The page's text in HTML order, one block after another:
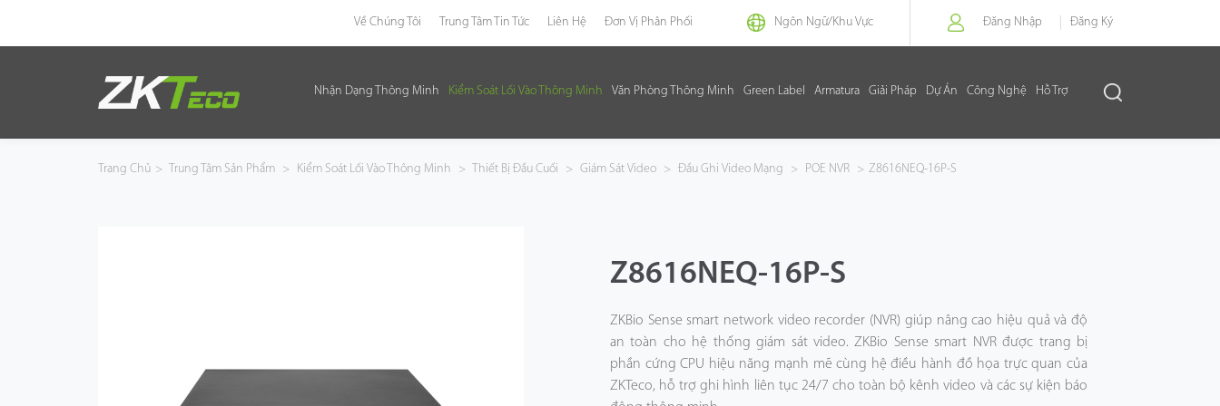
Về Chúng Tôi Trung Tâm Tin Tức Liên Hệ Đơn Vị Phân Phối Ngôn Ngữ/Khu Vực Đăng Nhập Đăng Ký
Nhận Dạng Thông Minh Kiểm Soát Lối Vào Thông Minh Văn Phòng Thông Minh Green Label Armatura Giải Pháp Dự Án Công Nghệ
Hỗ Trợ
Kiểm Soát Lối Vào Thông Minh
Trang Chủ > Trung Tâm Sản Phẩm > Kiểm Soát Lối Vào Thông Minh > Thiết Bị Đầu Cuối > Giám Sát Video > Đầu Ghi Video Mạng > POE NVR > Z8616NEQ-16P-S
Z8616NEQ-16P-S
ZKBio Sense smart network video recorder (NVR) giúp nâng cao hiệu quả và độ
an toàn cho hệ thống giám sát video. ZKBio Sense smart NVR được trang bị
phần cứng CPU hiệu năng mạnh mẽ cùng hệ điều hành đồ họa trực quan của
ZKTeco, hỗ trợ ghi hình liên tục 24/7 cho toàn bộ kênh video và các sự kiện báo